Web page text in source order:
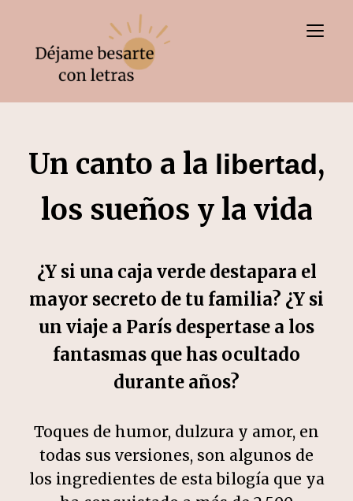
Un canto a la libertad,
los sueños y la vida
¿Y si una caja verde destapara el
mayor secreto de tu familia? ¿Y si
un viaje a París despertase a los
fantasmas que has ocultado
durante años?
Toques de humor, dulzura y amor, en
todas sus versiones, son algunos de
los ingredientes de esta bilogía que ya